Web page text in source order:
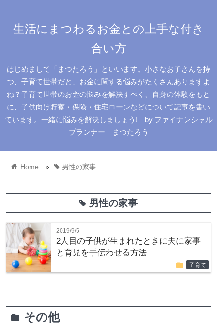
生活にまつわるお金との上手な付き
合い方
はじめまして「まつたろう」といいます。小さなお子さんを持
つ、子育て世帯だと、お金に関する悩みがたくさんありますよ
ね？子育て世帯のお金の悩みを解決すべく、自身の体験をもと
に、子供向け貯蓄・保険・住宅ローンなどについて記事を書い
ています。一緒に悩みを解決しましょう! by ファイナンシャル
プランナー まつたろう
home Home » tag 男性の家事
tag 男性の家事
2019/9/5
2人目の子供が生まれたときに夫に家事
と育児を手伝わせる方法
folder 子育て
folder その他